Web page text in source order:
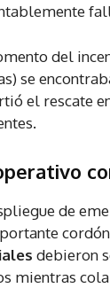
del
se
el rescate
de
debieron
mientras